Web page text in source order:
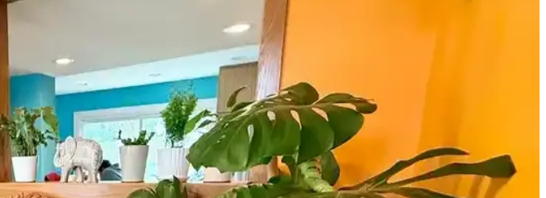
vazgeçilmez parçasıdır. Hafifliği ve dayanıklılığıyla fonksiyonel çözümler sunar.
ve Farkları
En uygun seçeneği belirlemenize yardımcı olur.
en uygun seçimi yapmanıza yardımcı olur.